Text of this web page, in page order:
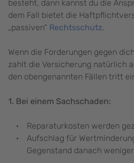
besteht, dann kannst du die
dem Fall bietet die
„passiven“ Rechtsschutz.
Wenn die Forderungen gegen
zahlt die Versicherung natürlich
den obengenannten Fällen tritt
1. Bei einem Sachschaden:
Reparaturkosten werden
Aufschlag für
Gegenstand danach